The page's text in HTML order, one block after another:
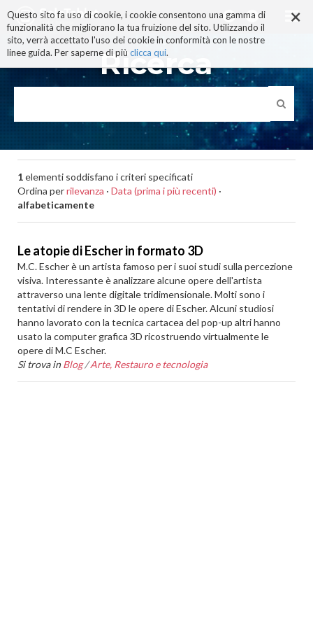
×
Questo sito fa uso di cookie, i cookie consentono una gamma di
funzionalità che migliorano la tua fruizione del sito. Utilizzando il
sito, verrà accettato l'uso dei cookie in conformità con le nostre
linee guida. Per saperne di più clicca qui.
ai
contenuti.
|
alla
navigazione
Ricerca
1elementi soddisfano i criteri specificati
Ordina perrilevanza · Data (prima i più recenti) ·
alfabeticamente
Le atopie di Escher in formato 3D
M.C. Escher è un artista famoso per i suoi studi sulla percezione
visiva. Interessante è analizzare alcune opere dell'artista
attraverso una lente digitale tridimensionale. Molti sono i
tentativi di rendere in 3D le opere di Escher. Alcuni studiosi
hanno lavorato con la tecnica cartacea del pop-up altri hanno
usato la computer grafica 3D ricostruendo virtualmente le
opere di M.C Escher.
Si trova in Blog /Arte, Restauro e tecnologia